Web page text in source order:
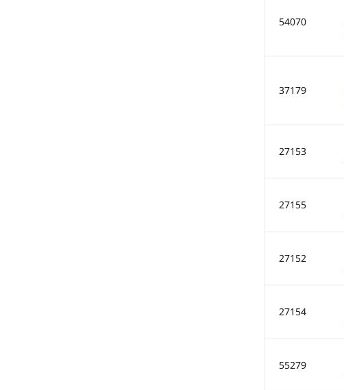
54070
37179
27153
27155
27152
27154
55279